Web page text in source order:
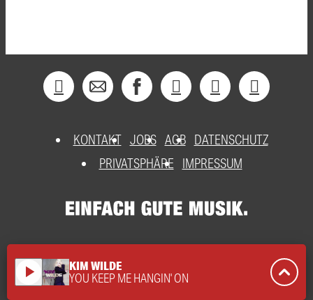
KONTAKT JOBS AGB DATENSCHUTZ
PRIVATSPHÄRE
IMPRESSUM
play_arrow KIM WILDE
YOU KEEP ME HANGIN' ON